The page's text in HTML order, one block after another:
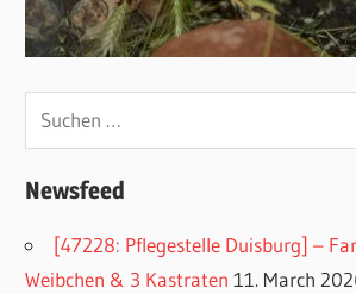
Newsfeed
[47228: Pflegestelle Duisburg] –
Weibchen & 3 Kastraten 11. March